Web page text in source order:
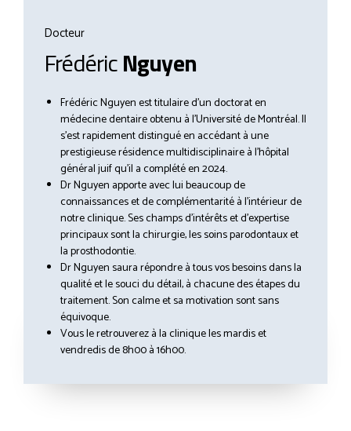
Docteur
FrédéricNguyen
Frédéric Nguyen est titulaire d’un doctorat en
médecine dentaire obtenu à l’Université de Montréal. Il
s’est rapidement distingué en accédant à une
prestigieuse résidence multidisciplinaire à l’hôpital
général juif qu’il a complété en 2024.
Dr Nguyen apporte avec lui beaucoup de
connaissances et de complémentarité à l’intérieur de
notre clinique. Ses champs d’intérêts et d’expertise
principaux sont la chirurgie, les soins parodontaux et
la prosthodontie.
Dr Nguyen saura répondre à tous vos besoins dans la
qualité et le souci du détail, à chacune des étapes du
traitement. Son calme et sa motivation sont sans
équivoque.
Vous le retrouverez à la clinique les mardis et
vendredis de 8h00 à 16h00.